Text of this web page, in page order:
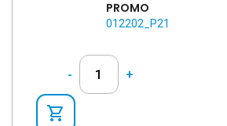
PROMO
012202_P21
- +
shopping_cart